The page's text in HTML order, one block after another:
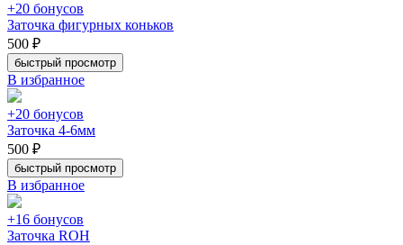
+20 бонусов
Заточка фигурных коньков
500 ₽
быстрый просмотр
В избранное
+20 бонусов
Заточка 4-6мм
500 ₽
быстрый просмотр
В избранное
+16 бонусов
Заточка ROH